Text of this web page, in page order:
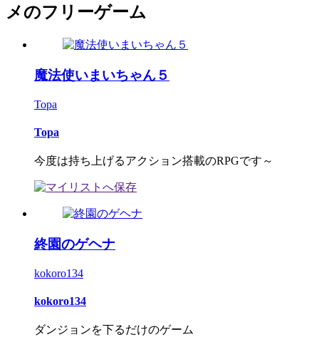
メのフリーゲーム
魔法使いまいちゃん５
Topa
Topa
今度は持ち上げるアクション搭載のRPGです～
終園のゲヘナ
kokoro134
kokoro134
ダンジョンを下るだけのゲーム